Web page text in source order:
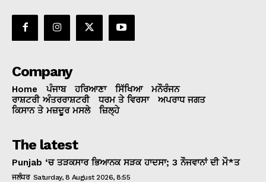
Company
Home ਪੰਜਾਬ ਹਰਿਆਣਾ ਸਿੱਖਿਆ
ਮਨੌਰੰਜਨ
ਰਾਸ਼ਟਰੀ ਅੰਤਰਰਾਸ਼ਟਰੀ
ਧਰਮ ਤੇ ਵਿਰਸਾ
ਅਪਰਾਧ ਜਗਤ
ਕਿਸਾਨ ਤੇ ਮਜ਼ਦੂਰ ਮਸਲੇ
ਜ਼ਿਲ੍ਹੇ
The latest
Punjab ‘ਚ ਤੜਕਸਾਰ ਭਿਆਨਕ ਸੜਕ ਹਾਦਸਾ; 3 ਨੌਜਵਾਨਾਂ ਦੀ ਮੌ*ਤ
ਜਲੰਧਰ Saturday, 8 August 2026, 8:55